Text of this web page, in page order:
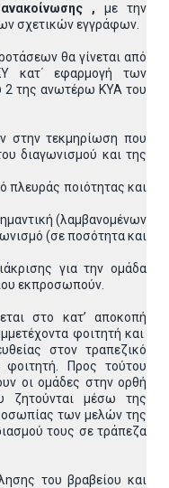
, με την
σχετικών εγγράφων.
θα γίνεται από
κατ΄ εφαρμογή των
2 της ανωτέρω ΚΥΑ του
στην τεκμηρίωση που
διαγωνισμού και της
πλευράς ποιότητας και
(λαμβανομένων
(σε ποσότητα και
για την ομάδα
εκπροσωπούν.
στο κατ’ αποκοπή
φοιτητή και
στον τραπεζικό
φοιτητή. Προς τούτου
οι ομάδες στην ορθή
ζητούνται μέσω της
των μελών της
τους σε τράπεζα
του βραβείου και